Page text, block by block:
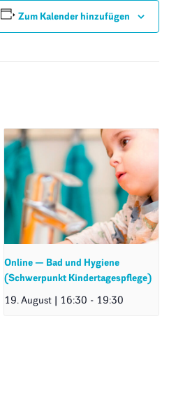
Zum Kalender hinzufügen
Online — Bad und Hygiene
(Schwerpunkt Kindertagespflege)
19. August | 16:30 - 19:30